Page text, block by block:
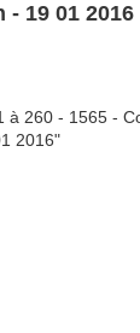
- 19 01 2016